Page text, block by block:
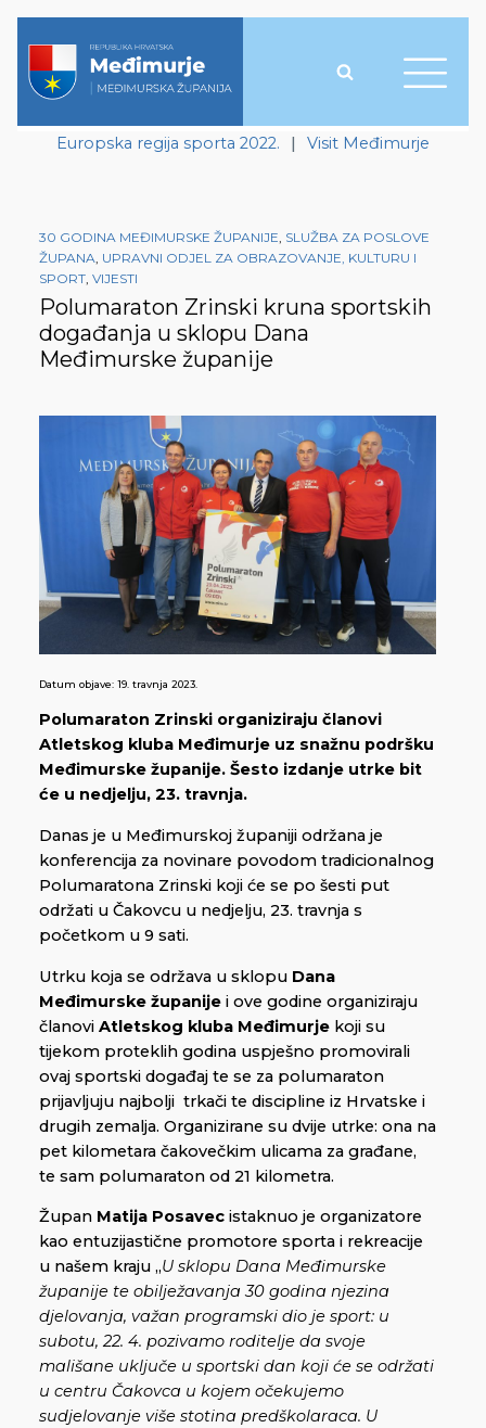
Europska regija sporta 2022. | Visit Međimurje
30 GODINA MEĐIMURSKE ŽUPANIJE, SLUŽBA ZA POSLOVE
ŽUPANA, UPRAVNI ODJEL ZA OBRAZOVANJE, KULTURU I
SPORT, VIJESTI
Polumaraton Zrinski kruna sportskih
događanja u sklopu Dana
Međimurske županije
Datum objave: 19. travnja 2023.
Polumaraton Zrinski organiziraju članovi
Atletskog kluba Međimurje uz snažnu podršku
Međimurske županije. Šesto izdanje utrke bit
će u nedjelju, 23. travnja.
Danas je u Međimurskoj županiji održana je
konferencija za novinare povodom tradicionalnog
Polumaratona Zrinski koji će se po šesti put
održati u Čakovcu u nedjelju, 23. travnja s
početkom u 9 sati.
Utrku koja se održava u sklopu Dana
Međimurske županije i ove godine organiziraju
članovi Atletskog kluba Međimurje koji su
tijekom proteklih godina uspješno promovirali
ovaj sportski događaj te se za polumaraton
prijavljuju najbolji trkači te discipline iz Hrvatske i
drugih zemalja. Organizirane su dvije utrke: ona na
pet kilometara čakovečkim ulicama za građane,
te sam polumaraton od 21 kilometra.
Župan Matija Posavec istaknuo je organizatore
kao entuzijastične promotore sporta i rekreacije
u našem kraju „U sklopu Dana Međimurske
županije te obilježavanja 30 godina njezina
djelovanja, važan programski dio je sport: u
subotu, 22. 4. pozivamo roditelje da svoje
mališane uključe u sportski dan koji će se održati
u centru Čakovca u kojem očekujemo
sudjelovanje više stotina predškolaraca. U